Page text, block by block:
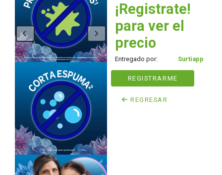
¡Registrate!
para ver el
precio
Entregado por: Surtiapp
REGISTRARME
REGRESAR